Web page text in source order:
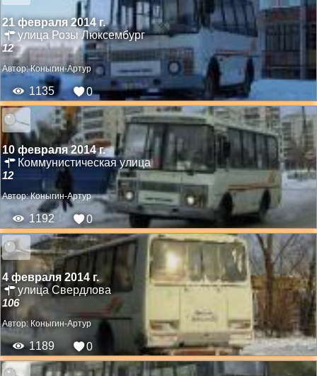
21 февраля 2014 г.
улица Розы Люксембург
12
Автор:Коныгин-Артур
1135 0
10 февраля 2014 г.
Коммунистическая улица
12
Автор:Коныгин-Артур
1192 0
4 февраля 2014 г.
улица Свердлова
106
Автор: Коныгин-Артур
1189 0